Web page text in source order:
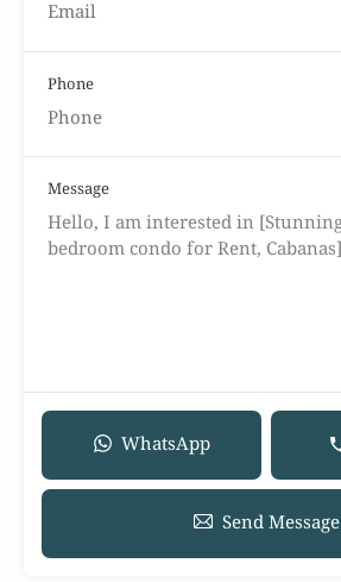
Phone
Message
WhatsApp
Send Message